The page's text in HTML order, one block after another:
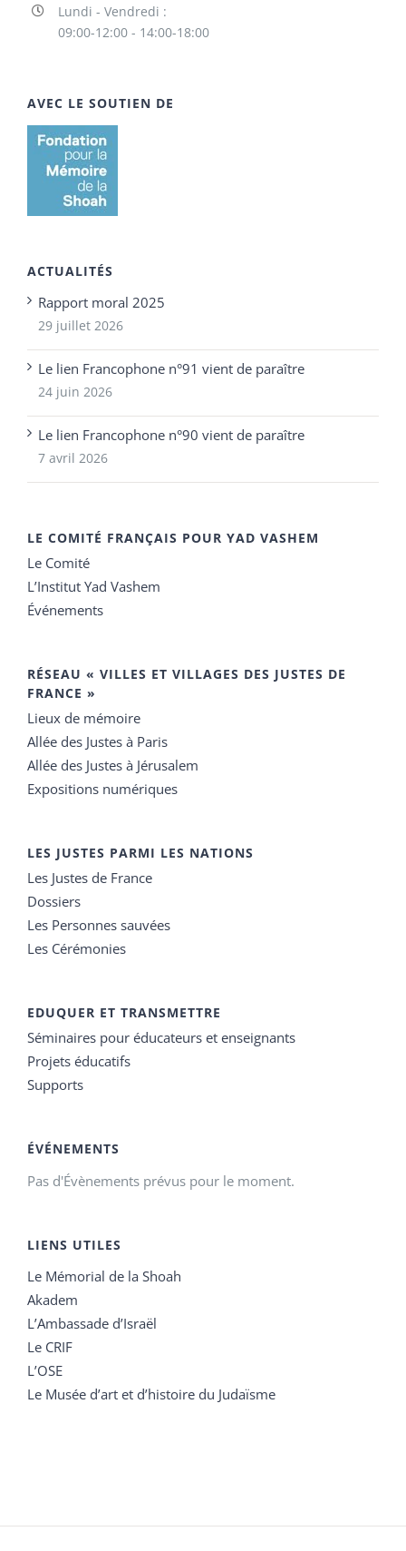
Lundi - Vendredi :
09:00-12:00 - 14:00-18:00
AVEC LE SOUTIEN DE
ACTUALITÉS
Rapport moral 2025
29 juillet 2026
Le lien Francophone n°91 vient de paraître
24 juin 2026
Le lien Francophone n°90 vient de paraître
7 avril 2026
LE COMITÉ FRANÇAIS POUR YAD VASHEM
Le Comité
L’Institut Yad Vashem
Événements
RÉSEAU « VILLES ET VILLAGES DES JUSTES DE
FRANCE »
Lieux de mémoire
Allée des Justes à Paris
Allée des Justes à Jérusalem
Expositions numériques
LES JUSTES PARMI LES NATIONS
Les Justes de France
Dossiers
Les Personnes sauvées
Les Cérémonies
EDUQUER ET TRANSMETTRE
Séminaires pour éducateurs et enseignants
Projets éducatifs
Supports
ÉVÉNEMENTS
Pas d'Évènements prévus pour le moment.
LIENS UTILES
Le Mémorial de la Shoah
Akadem
L’Ambassade d’Israël
Le CRIF
L’OSE
Le Musée d’art et d’histoire du Judaïsme